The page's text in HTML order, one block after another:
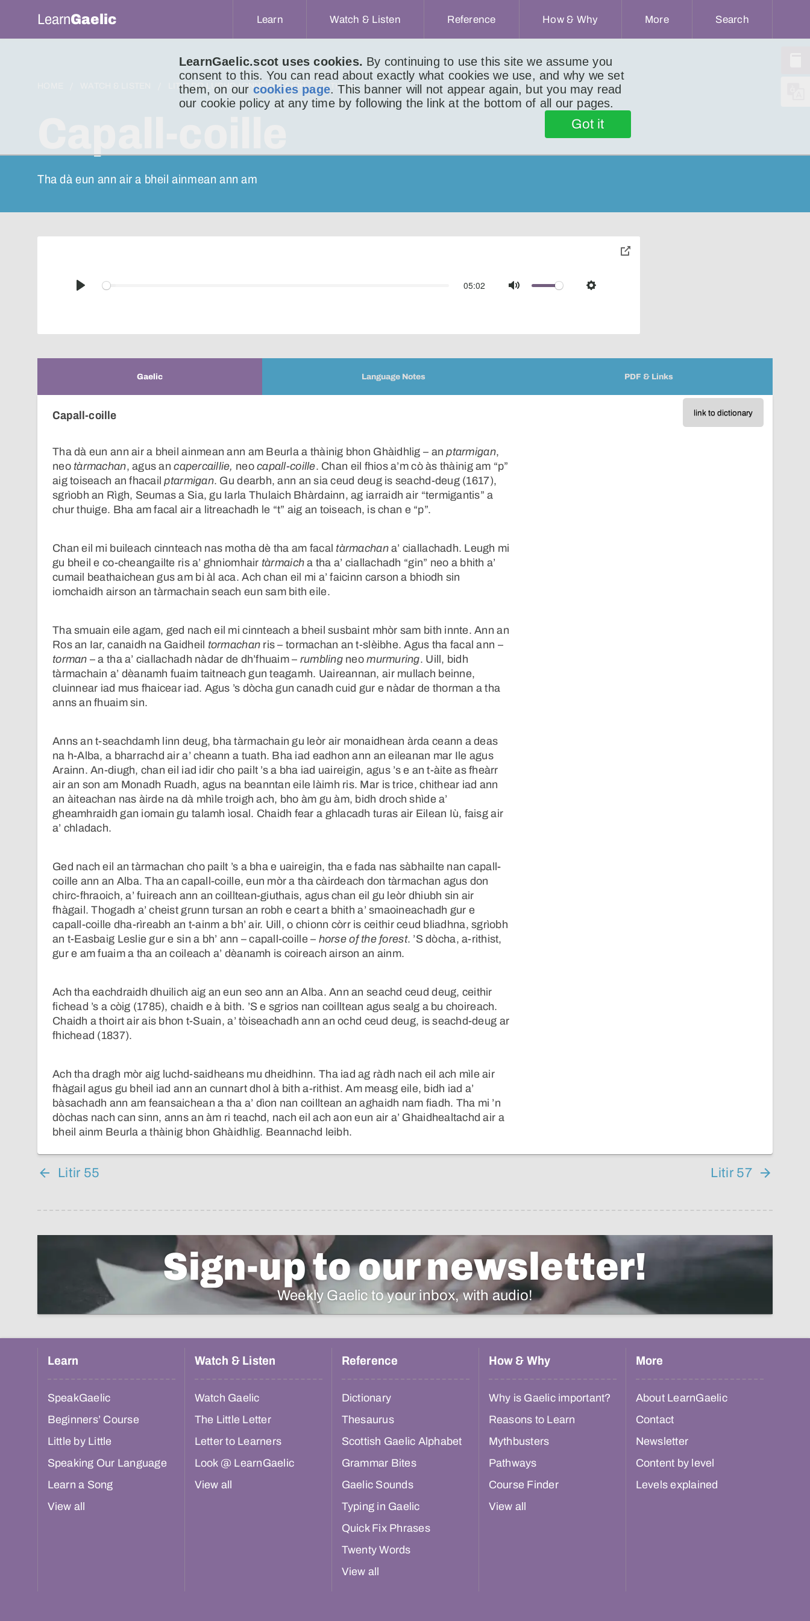
LearnGaelic.scot uses cookies. By continuing to use this site we assume you
consent to this. You can read about exactly what cookies we use, and why we set
them, on our cookies page. This banner will not appear again, but you may read
our cookie policy at any time by following the link at the bottom of all our pages.
Got it
LearnGaelic Learn Watch & Listen Reference How & Why More Search
LITIR DO LUCHD-IONNSACHAIDH LITIR 56
Tha dà eun ann air a bheil ainmean ann am
Play
05:02
Mute Settings
toggle
Gaelic Language Notes PDF & Links
link to dictionary
Capall-coille
Tha dà eun ann air a bheil ainmean ann am Beurla a thàinig bhon Ghàidhlig – anptarmigan,
neo tàrmachan, agus ancapercaillie, neocapall-coille. Chan eil fhios a’m cò às thàinig am “p”
aig toiseach an fhacailptarmigan. Gu dearbh, ann an sia ceud deug is seachd-deug (1617),
sgrìobh an Rìgh, Seumas a Sia, gu Iarla Thulaich Bhàrdainn, ag iarraidh air “termigantis” a
chur thuige. Bha am facal air a litreachadh le “t” aig an toiseach, is chan e “p”.
Chan eil mi buileach cinnteach nas motha dè tha am facal tàrmachana’ ciallachadh. Leugh mi
gu bheil e co-cheangailte ris a’ ghniomhair tàrmaich a tha a’ ciallachadh “gin” neo a bhith a’
cumail beathaichean gus am bi àl aca. Ach chan eil mi a’ faicinn carson a bhiodh sin
iomchaidh airson an tàrmachain seach eun sam bith eile.
Tha smuain eile agam, ged nach eil mi cinnteach a bheil susbaint mhòr sam bith innte. Ann an
Ros an Iar, canaidh na Gaidheil tormachan ris – tormachan an t-slèibhe. Agus tha facal ann –
torman – a tha a’ ciallachadh nàdar de dh’fhuaim – rumblingneomurmuring. Uill, bidh
tàrmachain a’ dèanamh fuaim taitneach gun teagamh. Uaireannan, air mullach beinne,
cluinnear iad mus fhaicear iad. Agus ’s dòcha gun canadh cuid gur e nàdar de thorman a tha
anns an fhuaim sin.
Anns an t-seachdamh linn deug, bha tàrmachain gu leòr air monaidhean àrda ceann a deas
na h-Alba, a bharrachd air a’ cheann a tuath. Bha iad eadhon ann an eileanan mar Ile agus
Arainn. An-diugh, chan eil iad idir cho pailt ’s a bha iad uaireigin, agus ’s e an t-àite as fheàrr
air an son am Monadh Ruadh, agus na beanntan eile làimh ris. Mar is trice, chithear iad ann
an àiteachan nas àirde na dà mhìle troigh ach, bho àm gu àm, bidh droch shìde a’
gheamhraidh gan iomain gu talamh ìosal. Chaidh fear a ghlacadh turas air Eilean Iù, faisg air
a’ chladach.
Ged nach eil an tàrmachan cho pailt ’s a bha e uaireigin, tha e fada nas sàbhailte nan capall-
coille ann an Alba. Tha an capall-coille, eun mòr a tha càirdeach don tàrmachan agus don
chirc-fhraoich, a’ fuireach ann an coilltean-giuthais, agus chan eil gu leòr dhiubh sin air
fhàgail. Thogadh a’ cheist grunn tursan an robh e ceart a bhith a’ smaoineachadh gur e
capall-coille dha-rìreabh an t-ainm a bh’ air. Uill, o chionn còrr is ceithir ceud bliadhna, sgrìobh
an t-Easbaig Leslie gur e sin a bh’ ann – capall-coille – horse of the forest. ’S dòcha, a-rithist,
gur e am fuaim a tha an coileach a’ dèanamh is coireach airson an ainm.
Ach tha eachdraidh dhuilich aig an eun seo ann an Alba. Ann an seachd ceud deug, ceithir
fichead ’s a còig (1785), chaidh e à bith. ’S e sgrios nan coilltean agus sealg a bu choireach.
Chaidh a thoirt air ais bhon t-Suain, a’ tòiseachadh ann an ochd ceud deug, is seachd-deug ar
fhichead (1837).
Ach tha dragh mòr aig luchd-saidheans mu dheidhinn. Tha iad ag ràdh nach eil ach mìle air
fhàgail agus gu bheil iad ann an cunnart dhol à bith a-rithist. Am measg eile, bidh iad a’
bàsachadh ann am feansaichean a tha a’ dìon nan coilltean an aghaidh nam fiadh. Tha mi ’n
dòchas nach can sinn, anns an àm ri teachd, nach eil ach aon eun air a’ Ghaidhealtachd air a
bheil ainm Beurla a thàinig bhon Ghàidhlig. Beannachd leibh.
Litir 55 Litir 57
Sign-up to our newsletter!
Weekly Gaelic to your inbox, with audio!
Learn
SpeakGaelic
Beginners’ Course
Little by Little
Speaking Our Language
Learn a Song
View all
Watch & Listen
Watch Gaelic
The Little Letter
Letter to Learners
Look @ LearnGaelic
View all
Reference
Dictionary
Thesaurus
Scottish Gaelic Alphabet
Grammar Bites
Gaelic Sounds
Typing in Gaelic
Quick Fix Phrases
Twenty Words
View all
How & Why
Why is Gaelic important?
Reasons to Learn
Mythbusters
Pathways
Course Finder
View all
More
About LearnGaelic
Contact
Newsletter
Content by level
Levels explained